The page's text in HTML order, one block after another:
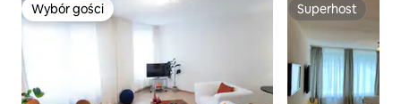
Wybór gości
Wybór gości Superhost
Superhost